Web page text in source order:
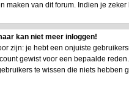
maken van dit forum. Indien je
kan niet meer inloggen!
zijn: je hebt een onjuiste
gewist voor een bepaalde
te wissen die niets